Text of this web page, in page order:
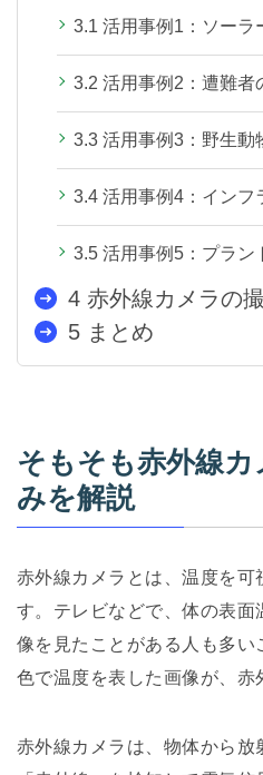
3.1 活用事例1：ソーラ
3.2 活用事例2：遭難者
3.3 活用事例3：野生動
3.4 活用事例4：インフ
3.5 活用事例5：プラン
4 赤外線カメラの
5 まとめ
そもそも赤外線カ
みを解説
赤外線カメラとは、温度を
す。テレビなどで、体の表
像を見たことがある人も多
色で温度を表した画像が、赤
赤外線カメラは、物体から